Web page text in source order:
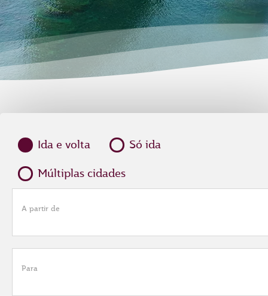
Ida e volta
Só ida
Múltiplas cidades
A partir de
Para